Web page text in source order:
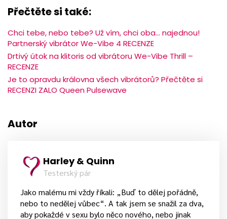
Přečtěte si také:
Chci tebe, nebo tebe? Už vím, chci oba… najednou!
Partnerský vibrátor We-Vibe 4 RECENZE
Drtivý útok na klitoris od vibrátoru We-Vibe Thrill –
RECENZE
Je to opravdu královna všech vibrátorů? Přečtěte si
RECENZI ZALO Queen Pulsewave
Autor
Harley & Quinn
Testerský pár
Jako malému mi vždy říkali: „Buď to dělej pořádně,
nebo to nedělej vůbec“. A tak jsem se snažil za dva,
aby pokaždé v sexu bylo něco nového, nebo jinak